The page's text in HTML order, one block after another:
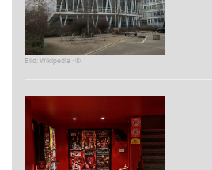
Bild: Wikipedia · ©